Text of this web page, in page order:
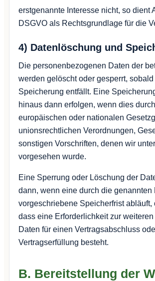
erstgenannte Interesse nicht, so dient
DSGVO als Rechtsgrundlage für die
4) Datenlöschung und
Die personenbezogenen Daten der
werden gelöscht oder gesperrt,
Speicherung entfällt. Eine
hinaus dann erfolgen, wenn dies
europäischen oder nationalen
unionsrechtlichen Verordnungen,
sonstigen Vorschriften, denen wir
vorgesehen wurde.
Eine Sperrung oder Löschung der
dann, wenn eine durch die genannten
vorgeschriebene Speicherfrist abläuft,
dass eine Erforderlichkeit zur
Daten für einen Vertragsabschluss
Vertragserfüllung besteht.
B. Bereitstellung der